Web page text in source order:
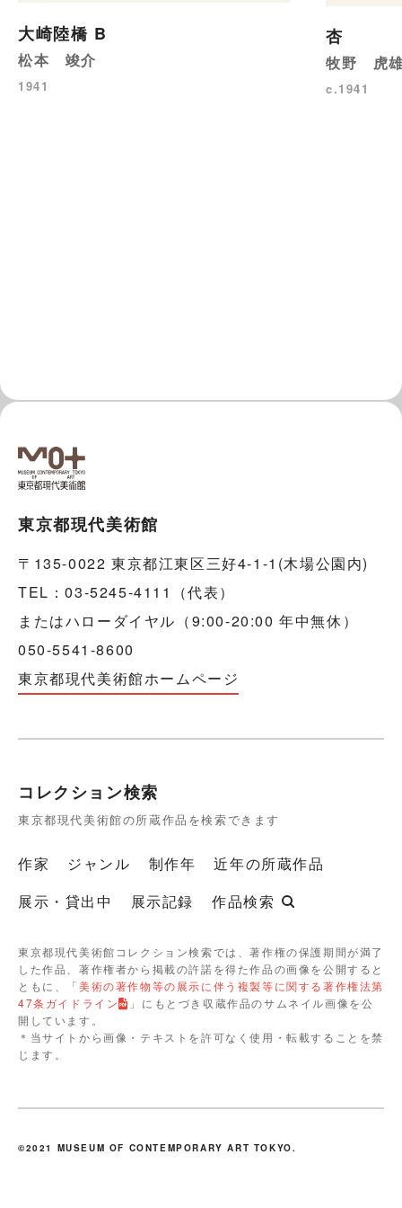
大崎陸橋 B
松本 竣介
1941
杏
牧野 虎
c.1941
東京都現代美術館
〒135-0022 東京都江東区三好4-1-1(木場公園内)
TEL：03-5245-4111（代表）
またはハローダイヤル（9:00-20:00 年中無休）
050-5541-8600
東京都現代美術館ホームページ
コレクション検索
東京都現代美術館の所蔵作品を検索できます
作家 ジャンル 制作年
近年の所蔵作品
展示・貸出中
展示記録 作品検索
東京都現代美術館コレクション検索では、著作権の保護期間が満了
した作品、著作権者から掲載の許諾を得た作品の画像を公開すると
ともに、「美術の著作物等の展示に伴う複製等に関する著作権法第
47条ガイドライン
」にもとづき収蔵作品のサムネイル画像を公
開しています。
＊当サイトから画像・テキストを許可なく使用・転載することを禁
じます。
©2021 MUSEUM OF CONTEMPORARY ART TOKYO.